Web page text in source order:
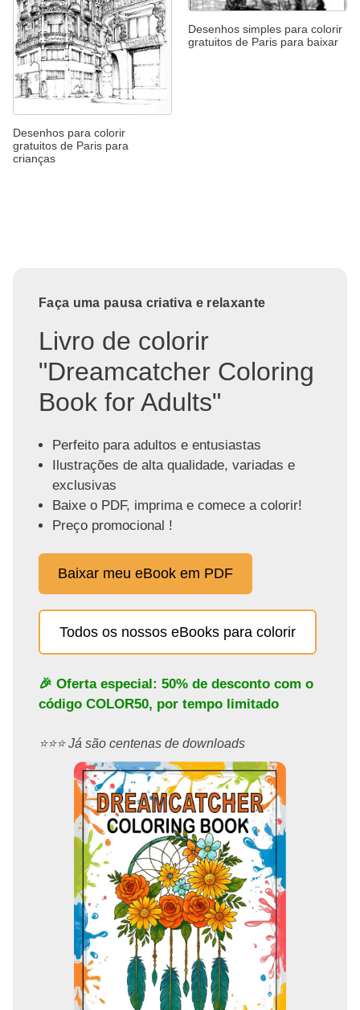
Desenhos para colorir
gratuitos de Paris para
crianças
Desenhos simples para colorir
gratuitos de Paris para baixar
Faça uma pausa criativa e relaxante
Livro de colorir
"Dreamcatcher Coloring
Book for Adults"
Perfeito para adultos e entusiastas
Ilustrações de alta qualidade, variadas e
exclusivas
Baixe o PDF, imprima e comece a colorir!
Preço promocional !
Baixar meu eBook em PDF
Todos os nossos eBooks para colorir
🎉 Oferta especial: 50% de desconto com o
código COLOR50, por tempo limitado
⭐️⭐️⭐️ Já são centenas de downloads